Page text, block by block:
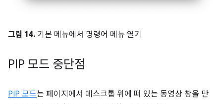
그림 14. 기본 메뉴에서 명령어 메뉴 열기
PIP 모드 중단점
PIP 모드는 페이지에서 데스크톱 위에 떠 있는 동영상 창을 만